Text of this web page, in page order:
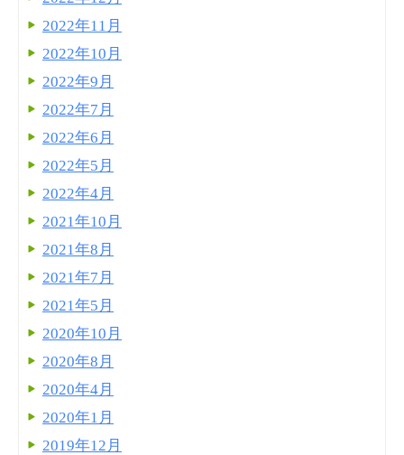
2022年11月
2022年10月
2022年9月
2022年7月
2022年6月
2022年5月
2022年4月
2021年10月
2021年8月
2021年7月
2021年5月
2020年10月
2020年8月
2020年4月
2020年1月
2019年12月